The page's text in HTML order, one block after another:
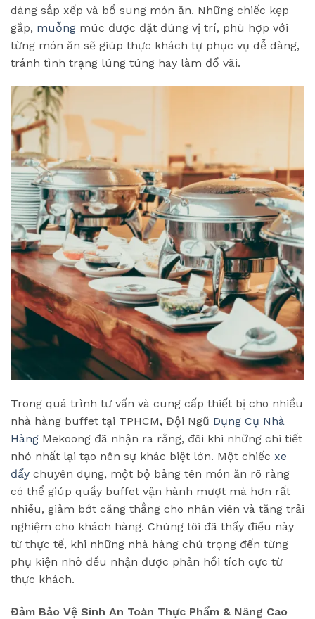
dàng sắp xếp và bổ sung món ăn. Những chiếc kẹp
gắp, muỗng múc được đặt đúng vị trí, phù hợp với
từng món ăn sẽ giúp thực khách tự phục vụ dễ dàng,
tránh tình trạng lúng túng hay làm đổ vãi.
Trong quá trình tư vấn và cung cấp thiết bị cho nhiều
nhà hàng buffet tại TPHCM, Đội Ngũ Dụng Cụ Nhà
Hàng Mekoong đã nhận ra rằng, đôi khi những chi tiết
nhỏ nhất lại tạo nên sự khác biệt lớn. Một chiếc xe
đẩy chuyên dụng, một bộ bảng tên món ăn rõ ràng
có thể giúp quầy buffet vận hành mượt mà hơn rất
nhiều, giảm bớt căng thẳng cho nhân viên và tăng trải
nghiệm cho khách hàng. Chúng tôi đã thấy điều này
từ thực tế, khi những nhà hàng chú trọng đến từng
phụ kiện nhỏ đều nhận được phản hồi tích cực từ
thực khách.
Đảm Bảo Vệ Sinh An Toàn Thực Phẩm & Nâng Cao